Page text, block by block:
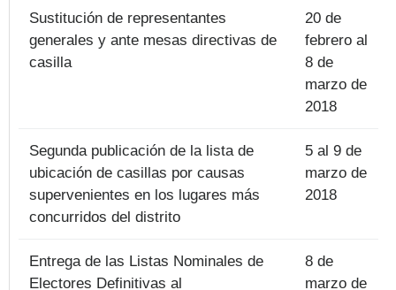
Sustitución de representantes
generales y ante mesas directivas de
casilla
20 de
febrero al
8 de
marzo de
2018
Segunda publicación de la lista de
ubicación de casillas por causas
supervenientes en los lugares más
concurridos del distrito
5 al 9 de
marzo de
2018
Entrega de las Listas Nominales de
Electores Definitivas al
8 de
marzo de